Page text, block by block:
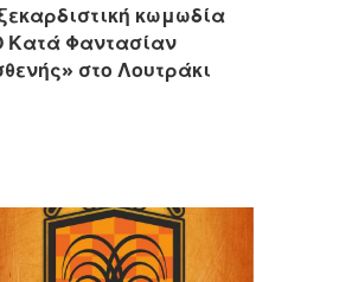
κωμωδία
Κατά Φαντασίαν
στο Λουτράκι